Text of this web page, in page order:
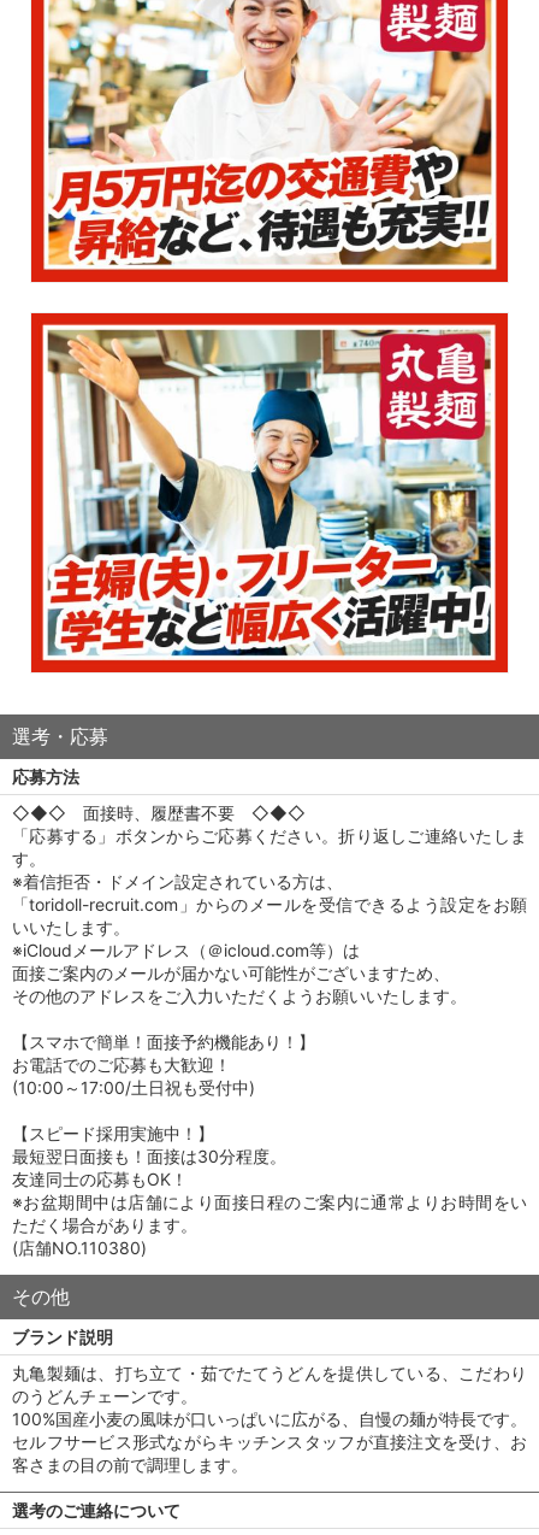
選考・応募
応募方法
◇◆◇ 面接時、履歴書不要 ◇◆◇
「応募する」ボタンからご応募ください。折り返しご連絡いたしま
す。
※着信拒否・ドメイン設定されている方は、
「toridoll-recruit.com」からのメールを受信できるよう設定をお願
いいたします。
※iCloudメールアドレス（＠icloud.com等）は
面接ご案内のメールが届かない可能性がございますため、
その他のアドレスをご入力いただくようお願いいたします。
【スマホで簡単！面接予約機能あり！】
お電話でのご応募も大歓迎！
(10:00～17:00/土日祝も受付中)
【スピード採用実施中！】
最短翌日面接も！面接は30分程度。
友達同士の応募もOK！
※お盆期間中は店舗により面接日程のご案内に通常よりお時間をい
ただく場合があります。
(店舗NO.110380)
その他
ブランド説明
丸亀製麺は、打ち立て・茹でたてうどんを提供している、こだわり
のうどんチェーンです。
100%国産小麦の風味が口いっぱいに広がる、自慢の麺が特長です。
セルフサービス形式ながらキッチンスタッフが直接注文を受け、お
客さまの目の前で調理します。
選考のご連絡について